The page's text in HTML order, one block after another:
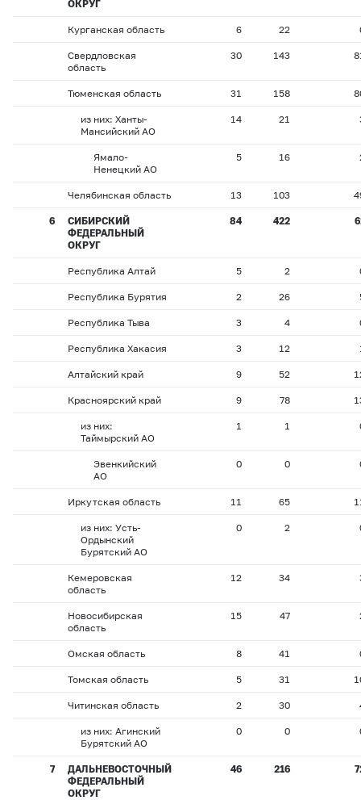
ОКРУГ
Курганская область 6 22
Свердловская
область
30 143
Тюменская область 31 158
из них: Ханты-
Мансийский АО
14 21
Ямало-
Ненецкий АО
5 16
Челябинская область 13 103
6
СИБИРСКИЙ
ФЕДЕРАЛЬНЫЙ
ОКРУГ
84 422
Республика Алтай 5 2
Республика Бурятия 2 26
Республика Тыва 3 4
Республика Хакасия 3 12
Алтайский край 9 52
Красноярский край 9 78
из них:
Таймырский АО
1 1
Эвенкийский
АО
0 0
Иркутская область 11 65
из них: Усть-
Ордынский
Бурятский АО
0 2
Кемеровская
область
12 34
Новосибирская
область
15 47
Омская область 8 41
Томская область 5 31
Читинская область 2 30
из них: Агинский
Бурятский АО
0 0
7
ДАЛЬНЕВОСТОЧНЫЙ
ФЕДЕРАЛЬНЫЙ
ОКРУГ
46 216